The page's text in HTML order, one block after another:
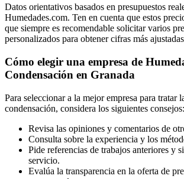
Datos orientativos basados en presupuestos
Humedades.com. Ten en cuenta que estos
que siempre es recomendable solicitar varios
personalizados para obtener cifras más
Cómo elegir una empresa de
Condensación en Granada
Para seleccionar a la mejor empresa para tratar
condensación, considera los siguientes consejos:
Revisa las opiniones y comentarios de
Consulta sobre la experiencia y los
Pide referencias de trabajos anteriores y
servicio.
Evalúa la transparencia en la oferta de